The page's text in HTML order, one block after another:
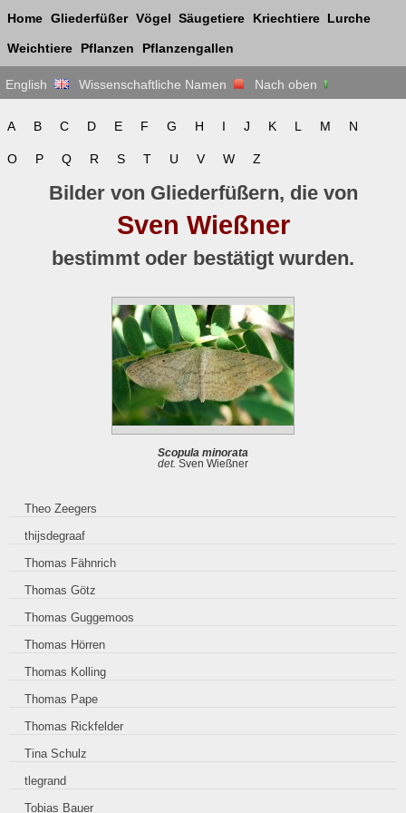
Home Gliederfüßer Vögel Säugetiere Kriechtiere Lurche
Weichtiere Pflanzen Pflanzengallen
English Wissenschaftliche Namen Nach oben
A B C D E F G H I J K L M N
O P Q R S T U V W Z
Bilder von Gliederfüßern, die von
Sven Wießner
bestimmt oder bestätigt wurden.
Scopula minorata
det. Sven Wießner
Theo Zeegers
thijsdegraaf
Thomas Fähnrich
Thomas Götz
Thomas Guggemoos
Thomas Hörren
Thomas Kolling
Thomas Pape
Thomas Rickfelder
Tina Schulz
tlegrand
Tobias Bauer